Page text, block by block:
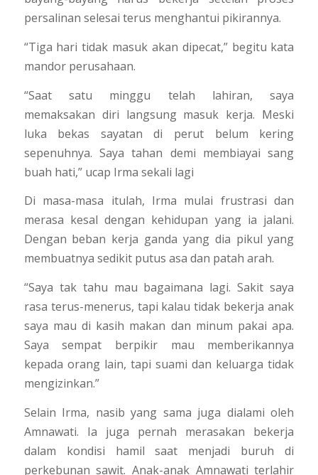
persalinan selesai terus menghantui pikirannya.
“Tiga hari tidak masuk akan dipecat,” begitu kata
mandor perusahaan.
“Saat satu minggu telah lahiran, saya
memaksakan diri langsung masuk kerja. Meski
luka bekas sayatan di perut belum kering
sepenuhnya. Saya tahan demi membiayai sang
buah hati,” ucap Irma sekali lagi
Di masa-masa itulah, Irma mulai frustrasi dan
merasa kesal dengan kehidupan yang ia jalani.
Dengan beban kerja ganda yang dia pikul yang
membuatnya sedikit putus asa dan patah arah.
“Saya tak tahu mau bagaimana lagi. Sakit saya
rasa terus-menerus, tapi kalau tidak bekerja anak
saya mau di kasih makan dan minum pakai apa.
Saya sempat berpikir mau memberikannya
kepada orang lain, tapi suami dan keluarga tidak
mengizinkan.”
Selain Irma, nasib yang sama juga dialami oleh
Amnawati. Ia juga pernah merasakan bekerja
dalam kondisi hamil saat menjadi buruh di
perkebunan sawit. Anak-anak Amnawati terlahir